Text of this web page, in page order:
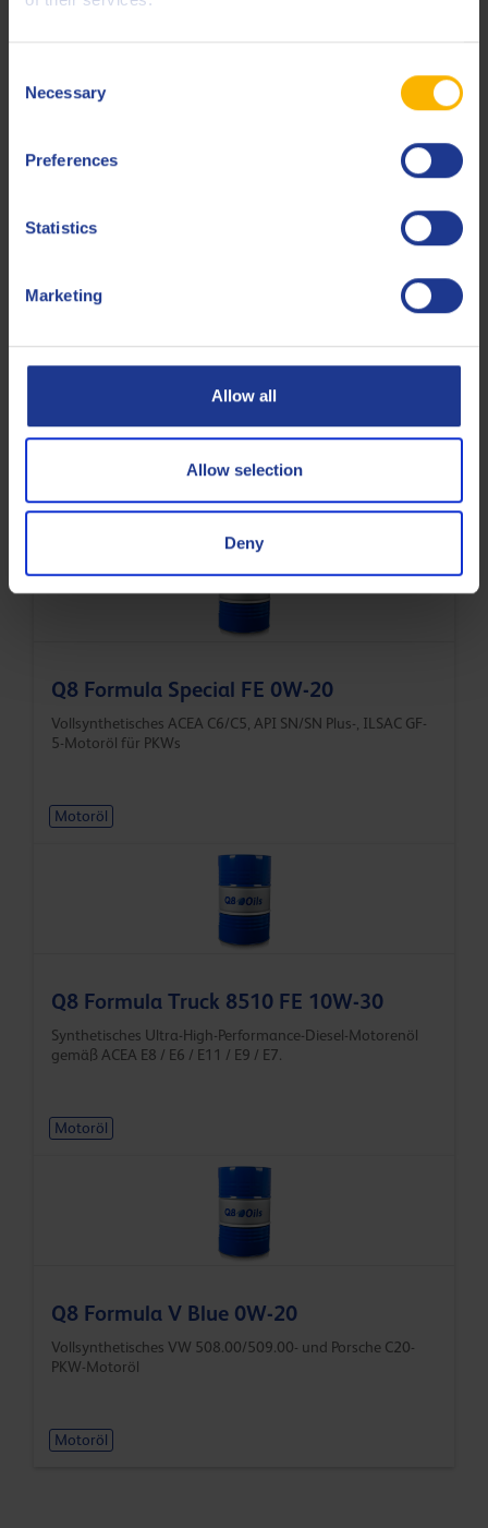
Selection
Necessary
Preferences
Statistics
Marketing
Allow all
Allow selection
Deny
synthetischer Basis
Motoröl
Q8 Formula Special FE 0W-20
Vollsynthetisches ACEA C6/C5, API SN/SN Plus-, ILSAC GF-
5-Motoröl für PKWs
Motoröl
Q8 Formula Truck 8510 FE 10W-30
Synthetisches Ultra-High-Performance-Diesel-Motorenöl
gemäß ACEA E8 / E6 / E11 / E9 / E7.
Motoröl
Q8 Formula V Blue 0W-20
Vollsynthetisches VW 508.00/509.00- und Porsche C20-
PKW-Motoröl
Motoröl